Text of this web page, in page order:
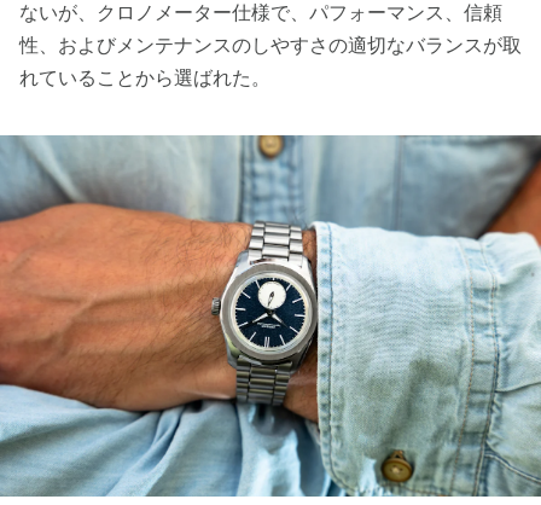
ないが、クロノメーター仕様で、パフォーマンス、信頼
性、およびメンテナンスのしやすさの適切なバランスが取
れていることから選ばれた。